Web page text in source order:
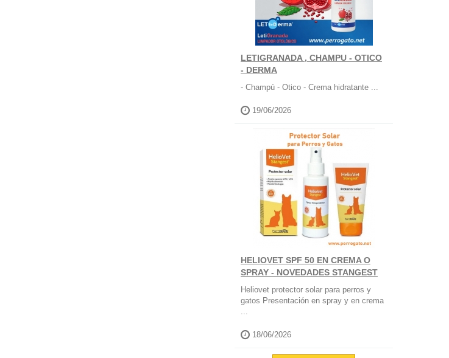
LETIGRANADA , CHAMPU - OTICO
- DERMA
- Champú - Otico - Crema hidratante ...
19/06/2026
HELIOVET SPF 50 EN CREMA O
SPRAY - NOVEDADES STANGEST
Heliovet protector solar para perros y
gatos Presentación en spray y en crema
...
18/06/2026